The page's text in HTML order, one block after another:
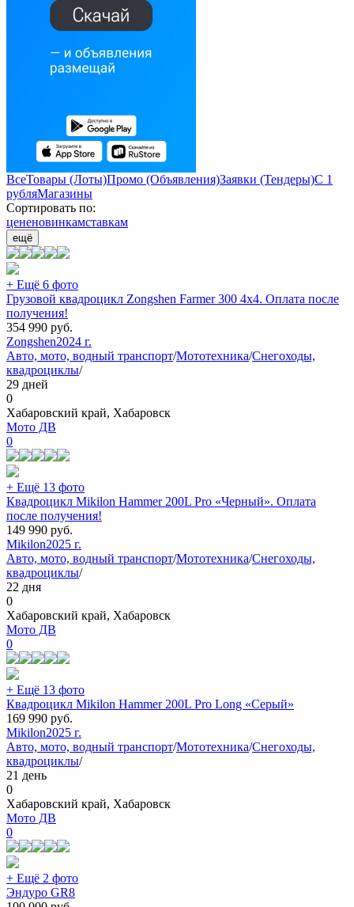
ВсеТовары (Лоты)Промо (Объявления)Заявки (Тендеры)С 1
рубляМагазины
Сортировать по:
цененовинкамставкам
ещё
+ Ещё 6 фото
Грузовой квадроцикл Zongshen Farmer 300 4х4. Оплата после
получения!
354 990 руб.
Zongshen2024 г.
Авто, мото, водный транспорт/Мототехника/Снегоходы,
квадроциклы/
29 дней
0
Хабаровский край, Хабаровск
Мото ДВ
0
+ Ещё 13 фото
Квадроцикл Mikilon Hammer 200L Pro «Черный». Оплата
после получения!
149 990 руб.
Mikilon2025 г.
Авто, мото, водный транспорт/Мототехника/Снегоходы,
квадроциклы/
22 дня
0
Хабаровский край, Хабаровск
Мото ДВ
0
+ Ещё 13 фото
Квадроцикл Mikilon Hammer 200L Pro Long «Серый»
169 990 руб.
Mikilon2025 г.
Авто, мото, водный транспорт/Мототехника/Снегоходы,
квадроциклы/
21 день
0
Хабаровский край, Хабаровск
Мото ДВ
0
+ Ещё 2 фото
Эндуро GR8